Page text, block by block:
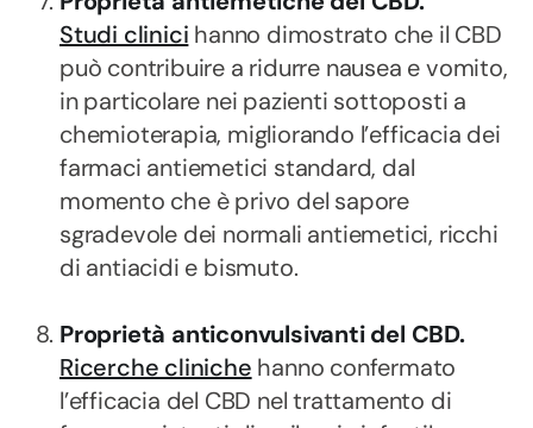
Studi clinici hanno dimostrato che il CBD
può contribuire a ridurre nausea e vomito,
in particolare nei pazienti sottoposti a
chemioterapia, migliorando l’efficacia dei
farmaci antiemetici standard, dal
momento che è privo del sapore
sgradevole dei normali antiemetici, ricchi
di antiacidi e bismuto.
Proprietà anticonvulsivanti del CBD.
Ricerche cliniche hanno confermato
l’efficacia del CBD nel trattamento di